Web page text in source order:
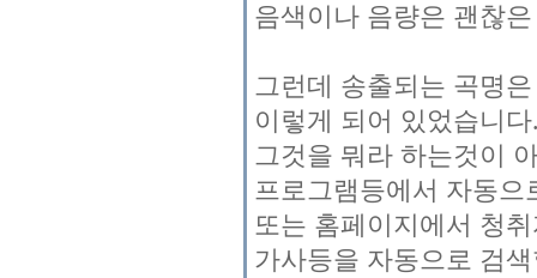
음색이나 음량은 괜찮
그런데 송출되는 곡명
이렇게 되어 있었습니
그것을 뭐라 하는것이
프로그램등에서 자동으
또는 홈페이지에서 청
가사등을 자동으로 검